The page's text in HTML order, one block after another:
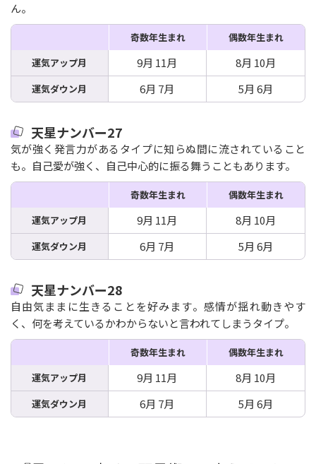
ん。
奇数年生まれ
偶数年生まれ
運気アップ月
9月 11月 8月 10月
運気ダウン月 6月 7月 5月 6月
天星ナンバー27
気が強く発言力があるタイプに知らぬ間に流されていること
も。自己愛が強く、自己中心的に振る舞うこともあります。
奇数年生まれ
偶数年生まれ
運気アップ月
9月 11月 8月 10月
運気ダウン月 6月 7月 5月 6月
天星ナンバー28
自由気ままに生きることを好みます。感情が揺れ動きやす
く、何を考えているかわからないと言われてしまうタイプ。
奇数年生まれ
偶数年生まれ
運気アップ月
9月 11月 8月 10月
運気ダウン月 6月 7月 5月 6月